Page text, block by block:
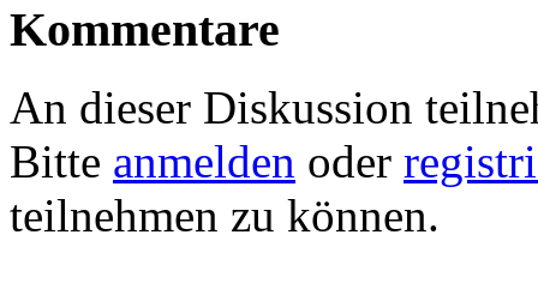
Kommentare
An dieser Diskussion
Bitte anmelden oder
teilnehmen zu können.